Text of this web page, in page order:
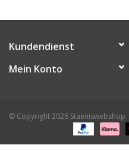
Kundendienst
Mein Konto
© Copyright 2026 Staeniswebshop